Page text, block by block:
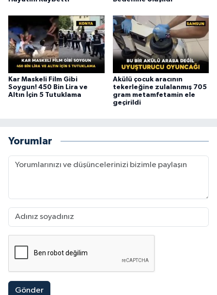
Kar Maskeli Film Gibi
Soygun! 450 Bin Lira ve
Altın İçin 5 Tutuklama
Akülü çocuk aracının
tekerleğine zulalanmış 705
gram metamfetamin ele
geçirildi
Yorumlar
Gönder